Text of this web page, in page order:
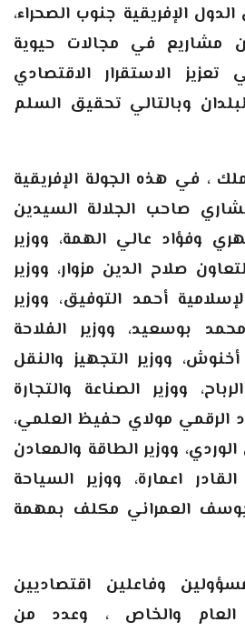
الإفريقية جنوب الصحراء،
مشاريع في مجالات حيوية
الاستقرار الاقتصادي
وبالتالي تحقيق السلم
، في هذه الجولة الإفريقية
صاحب الجلالة السيدين
وفؤاد عالي الهمة، ووزير
صلاح الدين مزوار، ووزير
أحمد التوفيق، ووزير
بوسعيد، ووزير الفلاحة
ووزير التجهيز والنقل
ووزير الصناعة والتجارة
الرقمي مولاي حفيظ العلمي،
ووزير الطاقة والمعادن
اعمارة، ووزير السياحة
العمراني مكلف بمهمة
وفاعلين اقتصاديين
العام والخاص ، وعدد من